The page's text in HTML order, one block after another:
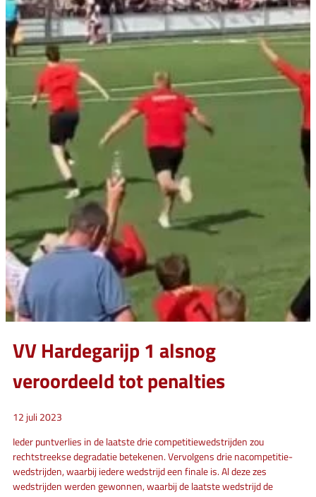
VV Hardegarijp 1 alsnog
veroordeeld tot penalties
12 juli 2023
Ieder puntverlies in de laatste drie competitiewedstrijden zou
rechtstreekse degradatie betekenen. Vervolgens drie nacompetitie-
wedstrijden, waarbij iedere wedstrijd een finale is. Al deze zes
wedstrijden werden gewonnen, waarbij de laatste wedstrijd de